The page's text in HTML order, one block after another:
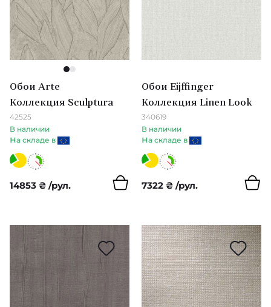
U
UGEPA
Wallquest
Z
Zinc
Zoffany
Colour 3
Archive IV
Archive III
Bold
Lounce
12
Обои Arte
Коллекция Sculptura
42525
В наличии
на складе в
14853 ₴ /рул.
Обои Eijffinger
Коллекция Linen Look
340619
В наличии
на складе в
7322 ₴ /рул.